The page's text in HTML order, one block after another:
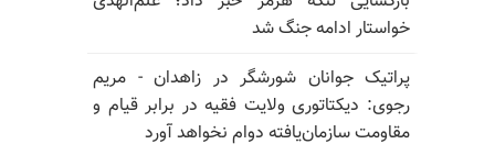
خواستار ادامه جنگ شد
پراتیک جوانان شورشگر در زاهدان - مریم
رجوی: دیکتاتوری ولایت فقیه در برابر قیام و
مقاومت سازمان‌یافته دوام نخواهد آورد